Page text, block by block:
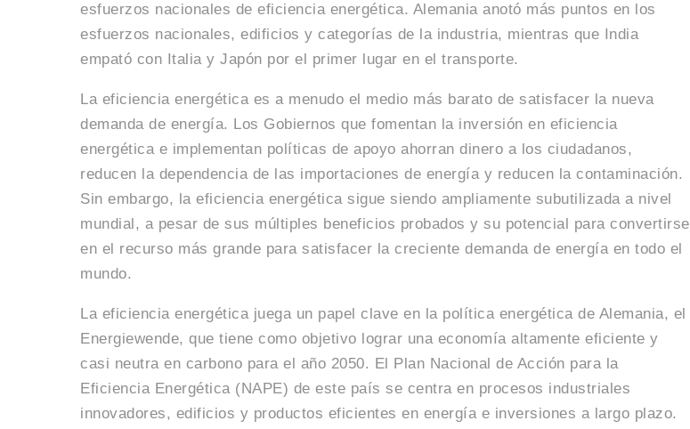
esfuerzos nacionales de eficiencia energética. Alemania anotó más puntos en los
esfuerzos nacionales, edificios y categorías de la industria, mientras que India
empató con Italia y Japón por el primer lugar en el transporte.
La eficiencia energética es a menudo el medio más barato de satisfacer la nueva
demanda de energía. Los Gobiernos que fomentan la inversión en eficiencia
energética e implementan políticas de apoyo ahorran dinero a los ciudadanos,
reducen la dependencia de las importaciones de energía y reducen la contaminación.
Sin embargo, la eficiencia energética sigue siendo ampliamente subutilizada a nivel
mundial, a pesar de sus múltiples beneficios probados y su potencial para convertirse
en el recurso más grande para satisfacer la creciente demanda de energía en todo el
mundo.
La eficiencia energética juega un papel clave en la política energética de Alemania, el
Energiewende, que tiene como objetivo lograr una economía altamente eficiente y
casi neutra en carbono para el año 2050. El Plan Nacional de Acción para la
Eficiencia Energética (NAPE) de este país se centra en procesos industriales
innovadores, edificios y productos eficientes en energía e inversiones a largo plazo.